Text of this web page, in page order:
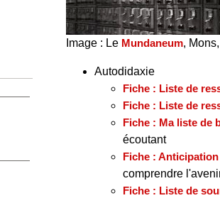
Image : Le Mundaneum,
Autodidaxie
Fiche : Liste de
Fiche : Liste de
Fiche : Ma liste de
écoutant
Fiche :
comprendre
Fiche : Liste de